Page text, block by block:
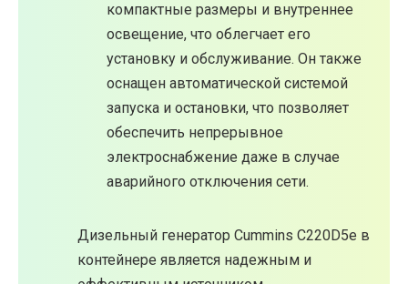
компактные размеры и внутреннее
освещение, что облегчает его
установку и обслуживание. Он также
оснащен автоматической системой
запуска и остановки, что позволяет
обеспечить непрерывное
электроснабжение даже в случае
аварийного отключения сети.
Дизельный генератор Cummins C220D5e в
контейнере является надежным и